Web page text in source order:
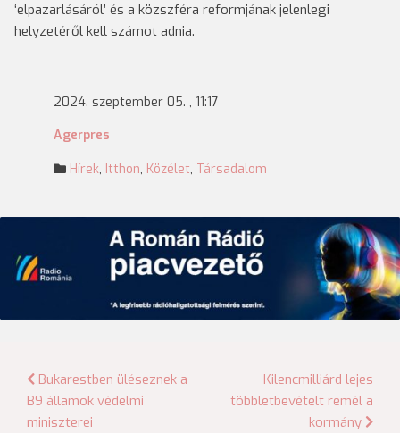
‘elpazarlásáról’ és a közszféra reformjának jelenlegi
helyzetéről kell számot adnia.
2024. szeptember 05. , 11:17
Agerpres
Hírek, Itthon, Közélet, Társadalom
Bejegyzés
navigáció
Bukarestben üléseznek a
B9 államok védelmi
miniszterei
Kilencmilliárd lejes
többletbevételt remél a
kormány